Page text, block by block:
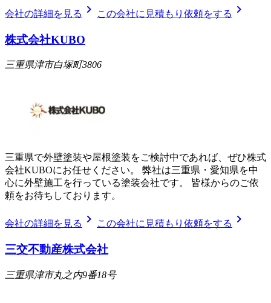
会社の詳細を見る chevron_right この会社に見積もり依頼をする chevron_right
株式会社KUBO
三重県津市白塚町3806
三重県で外壁塗装や屋根塗装をご検討中であれば、ぜひ株式
会社KUBOにお任せください。 弊社は三重県・愛知県を中
心に外壁施工を行っている塗装会社です。 皆様からのご依
頼をお待ちしております。
会社の詳細を見る chevron_right この会社に見積もり依頼をする chevron_right
三交不動産株式会社
三重県津市丸之内9番18号